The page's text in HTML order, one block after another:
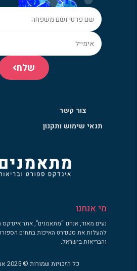
שלח
צור קשר
תנאי שימוש ותקנון
מי אנחנו
נעים מאוד, אנחנו “מתאמנים”, אתר אינדקס
להעלות את סטנדרט האיכות בתחום
והבריאות בישראל.
כל הזכויות שמורות © 2025 אתר מתאמנים